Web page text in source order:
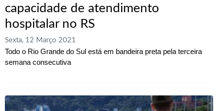
capacidade de atendimento
hospitalar no RS
Sexta, 12 Março 2021
Todo o Rio Grande do Sul está em bandeira preta pela terceira
semana consecutiva